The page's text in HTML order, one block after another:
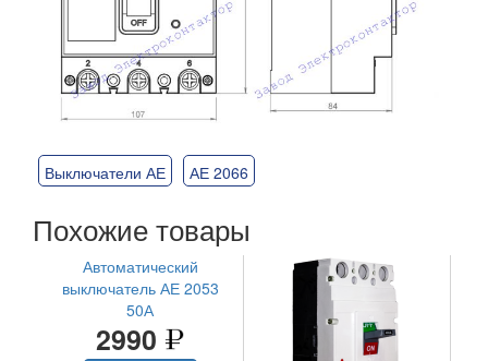
Выключатели АЕ АЕ 2066
Похожие товары
Автоматический
выключатель АЕ 2053
50А
2990